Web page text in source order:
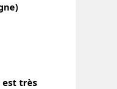
est très